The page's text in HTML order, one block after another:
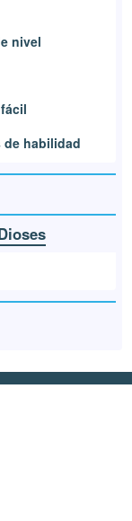
nivel
de habilidad